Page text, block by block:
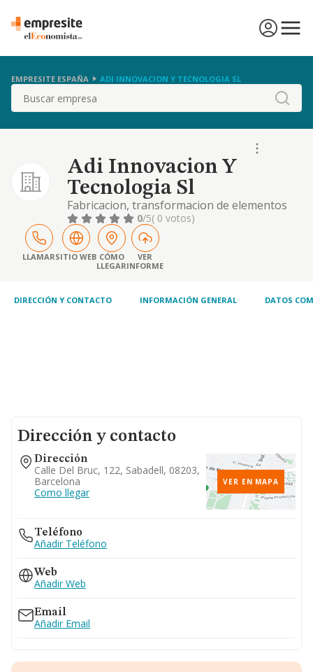
EMPRESITE ESPAÑA ADI INNOVACION Y TECNOLOGIA SL
Buscar
Adi Innovacion Y
Tecnologia Sl
Fabricacion, transformacion de elementos
preformados de placas de yeso laminado,
placas de cualquier material de acabados.
compra-venta, alquiler(excluidofinanciero)
de maquinaria industrial para
transformacion yeso lami
0/5( 0 votos)
LLAMARSITIO WEB CÓMO
LLEGAR
VER
INFORME
DIRECCIÓN Y CONTACTO INFORMACIÓN GENERAL DATOS
Dirección y contacto
Dirección
Calle Del Bruc, 122, Sabadell, 08203,
Barcelona
Como llegar
VER EN MAPA
Teléfono
Añadir Teléfono
Web
Añadir Web
Email
Añadir Email